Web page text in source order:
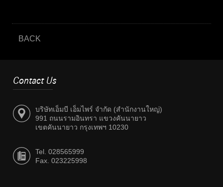
BACK
Contact Us
บริษัทเอ็มบี เอ็มไพร์ จำกัด (สำนักงานใหญ่)
991 ถนนรามอินทรา แขวงคันนายาว
เขตคันนายาว กรุงเทพฯ 10230
Tel. 028565999
Fax. 023225998